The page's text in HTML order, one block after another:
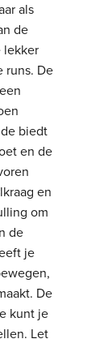
als
de
lekker
runs. De
biedt
en de
en
om
de
je
De
kunt je
Let